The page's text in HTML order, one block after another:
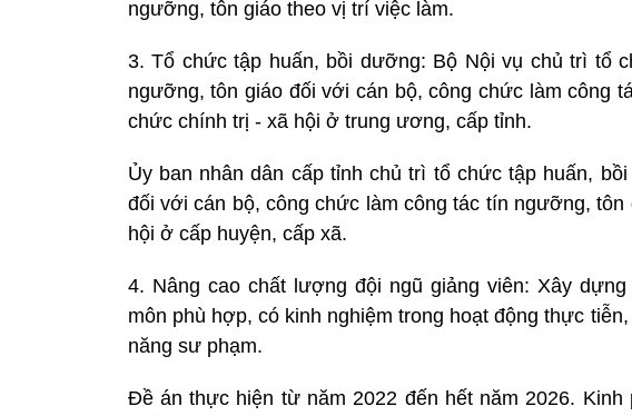
ngưỡng, tôn giáo theo vị trí việc làm.
3. Tổ chức tập huấn, bồi dưỡng: Bộ Nội vụ chủ trì tổ
ngưỡng, tôn giáo đối với cán bộ, công chức làm công
chức chính trị - xã hội ở trung ương, cấp tỉnh.
Ủy ban nhân dân cấp tỉnh chủ trì tổ chức tập huấn,
đối với cán bộ, công chức làm công tác tín ngưỡng,
hội ở cấp huyện, cấp xã.
4. Nâng cao chất lượng đội ngũ giảng viên: Xây
môn phù hợp, có kinh nghiệm trong hoạt động thực
năng sư phạm.
Đề án thực hiện từ năm 2022 đến hết năm 2026.